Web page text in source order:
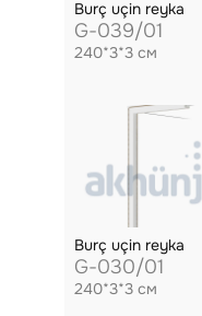
Burç uçin reyka
G-039/01
240*3*3 см
Burç uçin reyka
G-030/01
240*3*3 см